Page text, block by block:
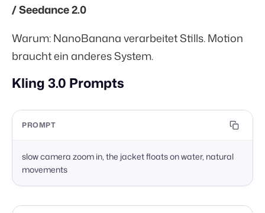
/ Seedance 2.0
Warum: NanoBanana verarbeitet Stills. Motion
braucht ein anderes System.
Kling 3.0 Prompts
PROMPT
slow camera zoom in, the jacket floats on water, natural
movements